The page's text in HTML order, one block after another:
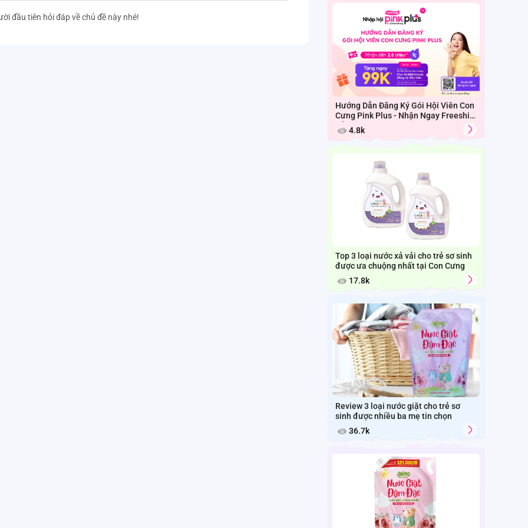
tốt;
đầu tiên hỏi đáp về chủ đề này nhé!
Hướng Dẫn Đăng Ký Gói Hội Viên Con
Cưng Pink Plus - Nhận Ngay Freeship
Cả Tháng
4.8k
Top 3 loại nước xả vải cho trẻ sơ sinh
được ưa chuộng nhất tại Con Cưng
17.8k
Review 3 loại nước giặt cho trẻ sơ
sinh được nhiều ba mẹ tin chọn
36.7k